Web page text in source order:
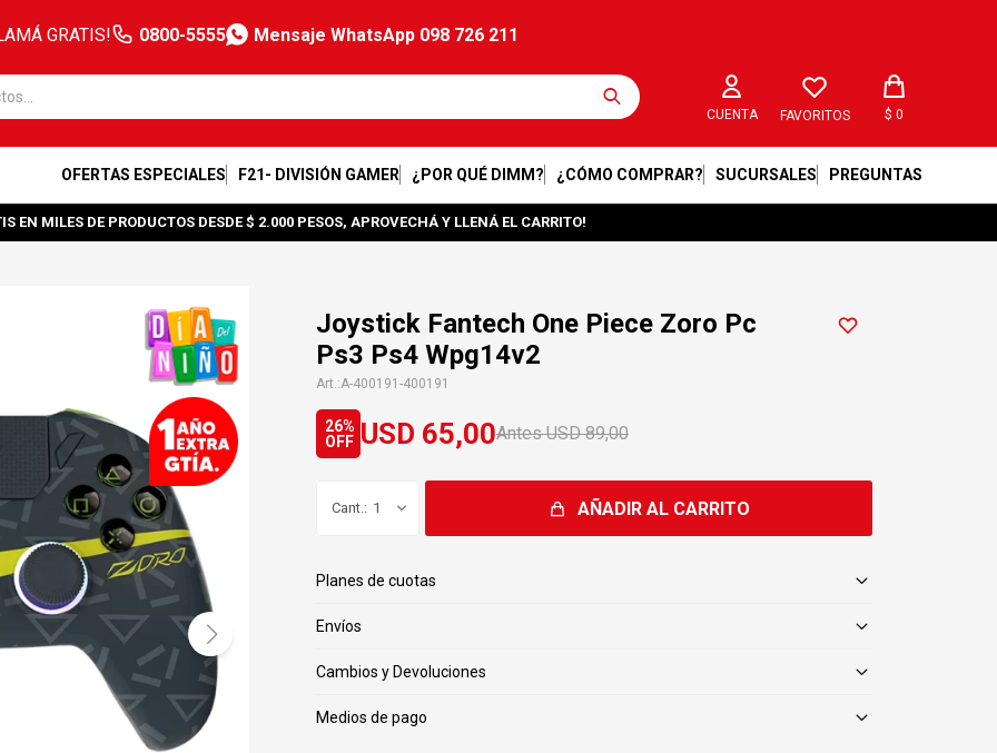
GRATIS! 0800-5555 Mensaje WhatsApp 098 726 211
OFERTAS ESPECIALES F21- DIVISIÓN GAMER ¿POR QUÉ DIMM? ¿CÓMO COMPRAR? SUCURSALES PREGUNTAS
FAVORITOS $ 0
EN MILES DE PRODUCTOS DESDE $ 2.000 PESOS, APROVECHÁ Y LLENÁ EL CARRITO!
Joystick Fantech One Piece Zoro Pc
Ps3 Ps4 Wpg14v2
A-400191-400191
USD 65,00 USD 89,00
26
1 AÑADIR AL CARRITO
Planes de cuotas
Envíos
Cambios y Devoluciones
Medios de pago